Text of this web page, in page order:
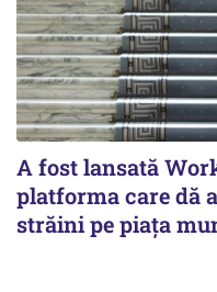
A fost lansată
platforma care dă
străini pe piața